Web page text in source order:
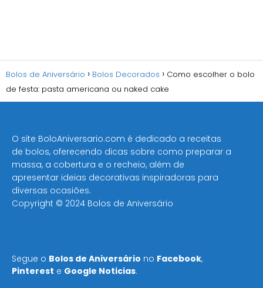
Bolos de Aniversário Bolos Decorados
Como escolher o bolo
de festa: pasta americana ou naked cake
O site BoloAniversario.com é dedicado a receitas
de bolos, oferecendo dicas sobre como preparar a
massa, a cobertura e o recheio, além de
apresentar ideias decorativas inspiradoras para
diversas ocasiões​.
Copyright © 2024 Bolos de Aniversário
Segue o Bolos de Aniversário no Facebook,
Pinterest e Google Noticias.